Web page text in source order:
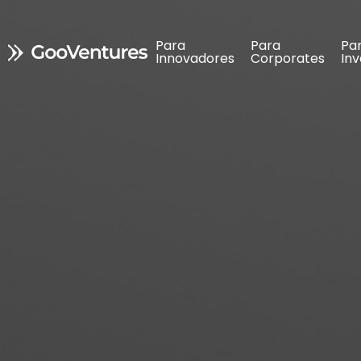
Para
Innovadores
Para
Corporates
Para
Innovadores
Para
Corporates